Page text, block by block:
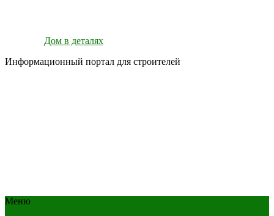
Дом в деталях
Информационный портал для строителей
Меню